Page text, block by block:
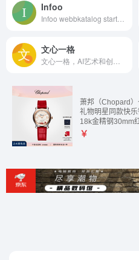
Infoo
文心一格